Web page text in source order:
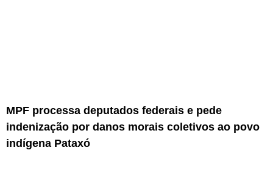
MPF processa deputados federais e pede
indenização por danos morais coletivos ao povo
indígena Pataxó